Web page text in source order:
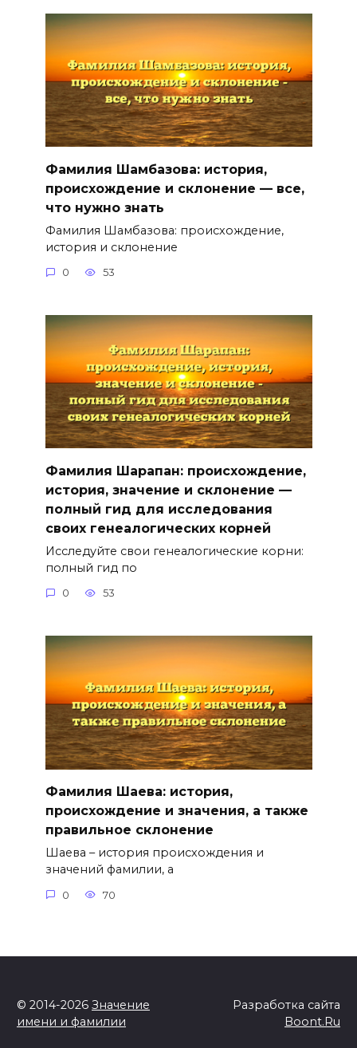
Фамилия Шамбазова: история,
происхождение и склонение — все,
что нужно знать
Фамилия Шамбазова: происхождение,
история и склонение
0 53
Фамилия Шарапан: происхождение,
история, значение и склонение —
полный гид для исследования
своих генеалогических корней
Исследуйте свои генеалогические корни:
полный гид по
0 53
Фамилия Шаева: история,
происхождение и значения, а также
правильное склонение
Шаева – история происхождения и
значений фамилии, а
0 70
© 2014-2026 Значение
имени и фамилии
Разработка сайта
Boont.Ru